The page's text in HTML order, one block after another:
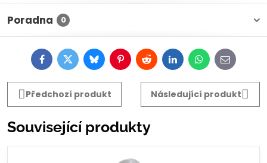
Poradna 0
FacebookTwitterBlueskyPinterestRedditLinkedInWhatsApp
E-
mail
Předchozí produkt
Následující produkt
Související produkty